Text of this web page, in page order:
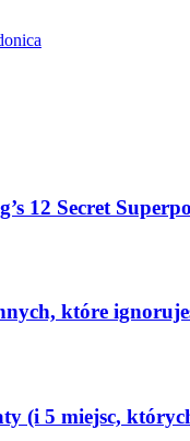
12 Secret
które
(i 5 miejsc,